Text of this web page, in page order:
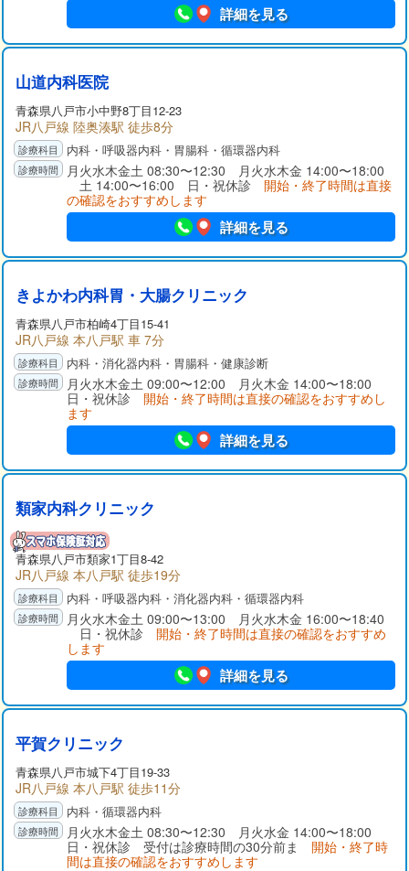
詳細を見る
山道内科医院
青森県八戸市小中野8丁目12-23
JR八戸線 陸奥湊駅 徒歩8分
内科・呼吸器内科・胃腸科・循環器内科
月火水木金土 08:30〜12:30 月火水木金 14:00〜18:00
土 14:00〜16:00 日・祝休診 開始・終了時間は直接
の確認をおすすめします
詳細を見る
きよかわ内科胃・大腸クリニック
青森県八戸市柏崎4丁目15-41
JR八戸線 本八戸駅 車 7分
内科・消化器内科・胃腸科・健康診断
月火水木金土 09:00〜12:00 月火木金 14:00〜18:00
日・祝休診 開始・終了時間は直接の確認をおすすめし
ます
詳細を見る
類家内科クリニック
青森県八戸市類家1丁目8-42
JR八戸線 本八戸駅 徒歩19分
内科・呼吸器内科・消化器内科・循環器内科
月火水木金土 09:00〜13:00 月火水木金 16:00〜18:40
日・祝休診 開始・終了時間は直接の確認をおすすめ
します
詳細を見る
平賀クリニック
青森県八戸市城下4丁目19-33
JR八戸線 本八戸駅 徒歩11分
内科・循環器内科
月火水木金土 08:30〜12:30 月火水金 14:00〜18:00
日・祝休診 受付は診療時間の30分前ま 開始・終了時
間は直接の確認をおすすめします